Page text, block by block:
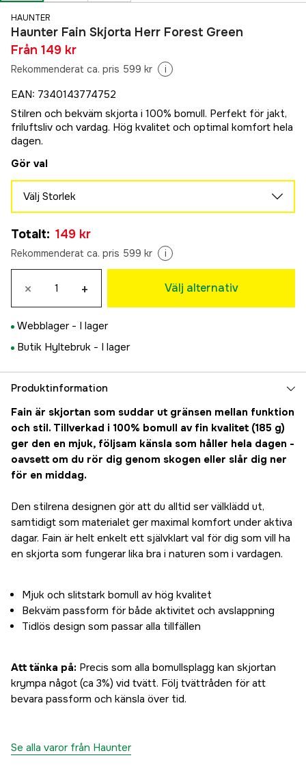
HAUNTER
Haunter Fain Skjorta Herr Forest Green
Från 149 kr
Rekommenderat ca. pris 599 kr i
EAN: 7340143774752
Stilren och bekväm skjorta i 100% bomull. Perfekt för jakt,
friluftsliv och vardag. Hög kvalitet och optimal komfort hela
dagen.
Gör val
Välj Storlek
149 kr
S
149 kr
Tillfälligt slut
149 kr
XL
2XL
149 kr
3XL
149 kr
Tillfälligt slut
4XL
149 kr
Tillfälligt slut
Totalt: 149 kr
Rekommenderat ca. pris 599 kr i
× + Välj alternativ
Webblager - I lager
Butik Hyltebruk - I lager
Produktinformation
Fain är skjortan som suddar ut gränsen mellan funktion
och stil. Tillverkad i 100% bomull av fin kvalitet (185 g)
ger den en mjuk, följsam känsla som håller hela dagen -
oavsett om du rör dig genom skogen eller slår dig ner
för en middag.
Den stilrena designen gör att du alltid ser välklädd ut,
samtidigt som materialet ger maximal komfort under aktiva
dagar. Fain är helt enkelt ett självklart val för dig som vill ha
en skjorta som fungerar lika bra i naturen som i vardagen.
Mjuk och slitstark bomull av hög kvalitet
Bekväm passform för både aktivitet och avslappning
Tidlös design som passar alla tillfällen
Att tänka på: Precis som alla bomullsplagg kan skjortan
krympa något (ca 3%) vid tvätt. Följ tvättråden för att
bevara passform och känsla över tid.
Se alla varor från Haunter